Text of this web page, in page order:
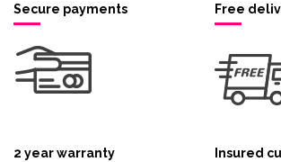
Secure payments Free
2 year warranty Insured